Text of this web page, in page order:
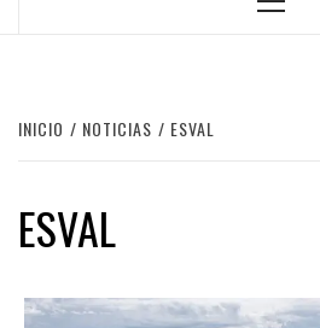
INICIO NOTICIAS ESVAL
ESVAL